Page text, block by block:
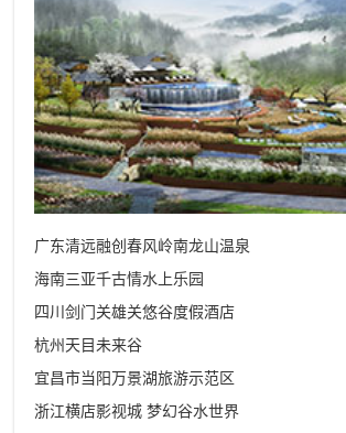
广东清远融创春风岭南龙山温泉
海南三亚千古情水上乐园
四川剑门关雄关悠谷度假酒店
杭州天目未来谷
宜昌市当阳万景湖旅游示范区
浙江横店影视城 梦幻谷水世界